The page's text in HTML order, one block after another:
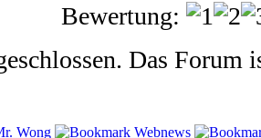
Bewertung:
Das Forum